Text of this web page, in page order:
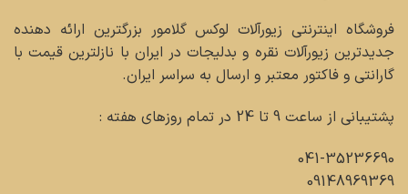
فروشگاه اینترنتی زیورآلات لوکس گلامور بزرگترین ارائه دهنده
جدیدترین زیورآلات نقره و بدلیجات در ایران با نازلترین قیمت با
گارانتی و فاکتور معتبر و ارسال به سراسر ایران.
پشتیبانی از ساعت 9 تا 24 در تمام روزهای هفته :
041-35236690
09148969369